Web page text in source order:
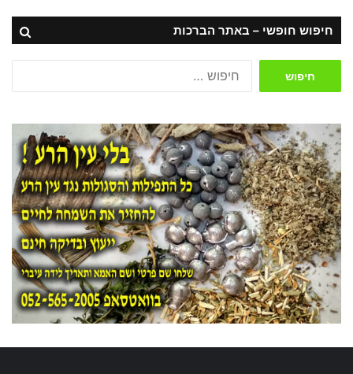
חיפוש חופשי – באתר הברכות